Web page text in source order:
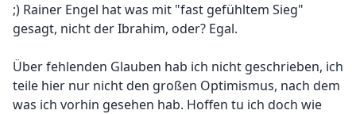
;) Rainer Engel hat was mit "fast gefühltem Sieg"
gesagt, nicht der Ibrahim, oder? Egal.
Über fehlenden Glauben hab ich nicht geschrieben, ich
teile hier nur nicht den großen Optimismus, nach dem
was ich vorhin gesehen hab. Hoffen tu ich doch wie